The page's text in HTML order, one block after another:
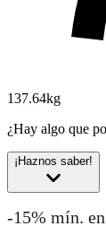
137.64kg
¿Hay algo que
¡Haznos saber!
-15% mín.